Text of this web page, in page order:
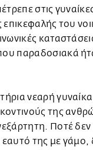
στις
του
παραδοσιακά
νεαρή
της
Ποτέ
της με γάμο,